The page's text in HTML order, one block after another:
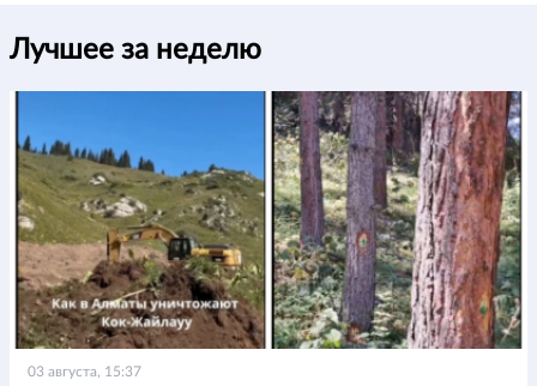
Лучшее за неделю
03 августа, 15:37